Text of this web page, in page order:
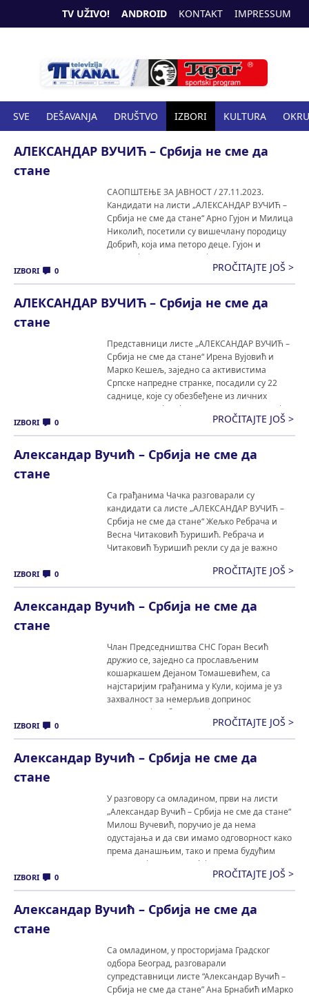
TV UŽIVO! ANDROID KONTAKT IMPRESSUM
SVE DEŠAVANJA DRUŠTVO IZBORI KULTURA
SPORT ZANIMLJIVOSTI ZDRAVSTVO
АЛЕКСАНДАР ВУЧИЋ – Србија не сме да
стане
САОПШТЕЊЕ ЗА ЈАВНОСТ / 27.11.2023.
Кандидати на листи „АЛЕКСАНДАР ВУЧИЋ –
Србија не сме да стане“ Арно Гујон и Милица
Николић, посетили су вишечлану породицу
Добрић, која има петоро деце. Гујон и
Николић су сагласни да је породица основ и
стуб сваког друштва, па самим тим и државе
Србије и да зато држава брине о […]
IZBORI 0 PROČITAJTE JOŠ >
АЛЕКСАНДАР ВУЧИЋ – Србија не сме да
стане
Представници листе „АЛЕКСАНДАР ВУЧИЋ –
Србија не сме да стане“ Ирена Вујовић и
Марко Кешељ, заједно са активистима
Српске напредне странке, посадили су 22
саднице, које су обезбеђене из личних
средстава. Вујовић и Кешељ су навели да је
сваки педаљ Србије једнако битан, сваки
човек једнако важан, те да је све у вези са
Србијом, […]
IZBORI 0 PROČITAJTE JOŠ >
Александар Вучић – Србија не сме да
стане
Са грађанима Чачка разговарали су
кандидати са листе „АЛЕКСАНДАР ВУЧИЋ –
Србија не сме да стане“ Жељко Ребрача и
Весна Читаковић Ђуришић. Ребрача и
Читаковић Ђуришић рекли су да је важно
остварењу тог циља и додали да је циљ свих
грађана јака, стабилна и још развијенија
Србија. […]
IZBORI 0 PROČITAJTE JOŠ >
Александар Вучић – Србија не сме да
стане
Члан Председништва СНС Горан Весић
дружио се, заједно са прослављеним
кошаркашем Дејаном Томашевићем, са
најстаријим грађанима у Кули, којима је уз
захвалност за немерљив допринос
економској стабилизацији земље, поручио да
је глас за листу чији је носилац председник
Александар Вучић – глас за бољу будућност
њихових унука. Весић је истакао да су управо
пензионери дали […]
IZBORI 0 PROČITAJTE JOŠ >
Александар Вучић – Србија не сме да
стане
У разговору са омладином, први на листи
„Александар Вучић – Србија не сме да стане“
Милош Вучевић, поручио је да нема
одустајања и да сви имамо одговорност како
према данашњим, тако и према будућим
генерацијама. Вучевић је подсетио да су ово
најважнији избори, те да они нису само
питање математике и статистике, већ да су
IZBORI 0 PROČITAJTE JOŠ >
Александар Вучић – Србија не сме да
стане
Са омладином, у просторијама Градског
одбора Београд, разговарали
супредставници листе “Александар Вучић –
Србија не сме да стане” Ана Брнабић иМарко